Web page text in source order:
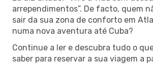
arrependimentos”. De facto, quem
sair da sua zona de conforto em
numa nova aventura até Cuba?
Continue a ler e descubra tudo o
saber para reservar a sua viagem a